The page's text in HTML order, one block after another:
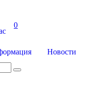
Новости
0